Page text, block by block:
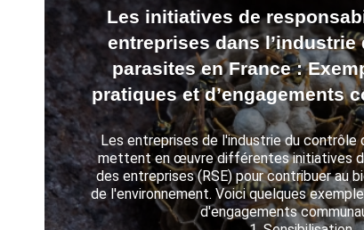
Les initiatives de
entreprises dans l’industrie
parasites en France :
pratiques et d’engagements
Les entreprises de l'industrie du contrôle
mettent en œuvre différentes initiatives
des entreprises (RSE) pour contribuer au
de l'environnement. Voici quelques
d'engagements